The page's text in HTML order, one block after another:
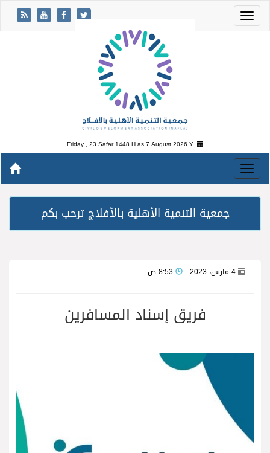
Friday , 23 Safar 1448 H as7 August 2026 Y
جمعية التنمية الأهلية بالأفلاج ترحب بكم
4 مارس، 2023
فريق ⁧‫إسناد المسافرين